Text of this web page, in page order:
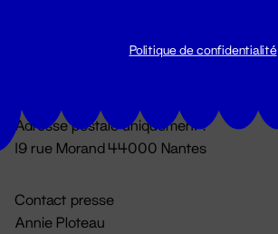
Du lundi au vendredi 14h → 18h
Adresse postale uniquement :
19 rue Morand 44000 Nantes
Contact presse
Annie Ploteau
Politique de confidentialité